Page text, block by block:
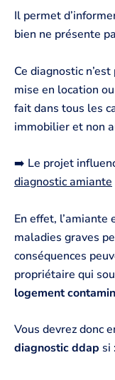
Il permet
bien ne présente
Ce diagnostic
mise en location
fait dans tous les
immobilier et non
➡️ Le projet
diagnostic amiante
En effet,
maladies graves
conséquences
propriétaire qui
logement
Vous devrez donc
diagnostic ddap si :